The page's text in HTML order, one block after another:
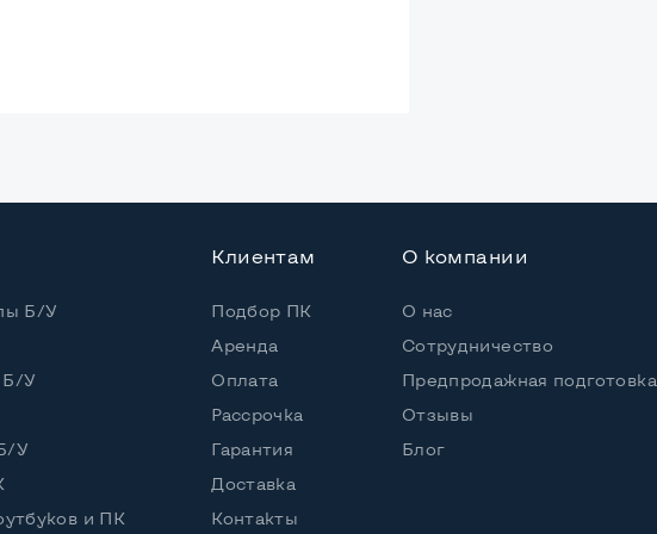
i3-2310M
4 потока
i3-2310M (2,10 GHz)
Б/У
Б/У
У
и ПК
Клиентам
Подбор ПК
Аренда
Оплата
Рассрочка
Гарантия
Доставка
Контакты
О компании
О нас
Сотрудничество
Предпродажная подготовка
Отзывы
Блог